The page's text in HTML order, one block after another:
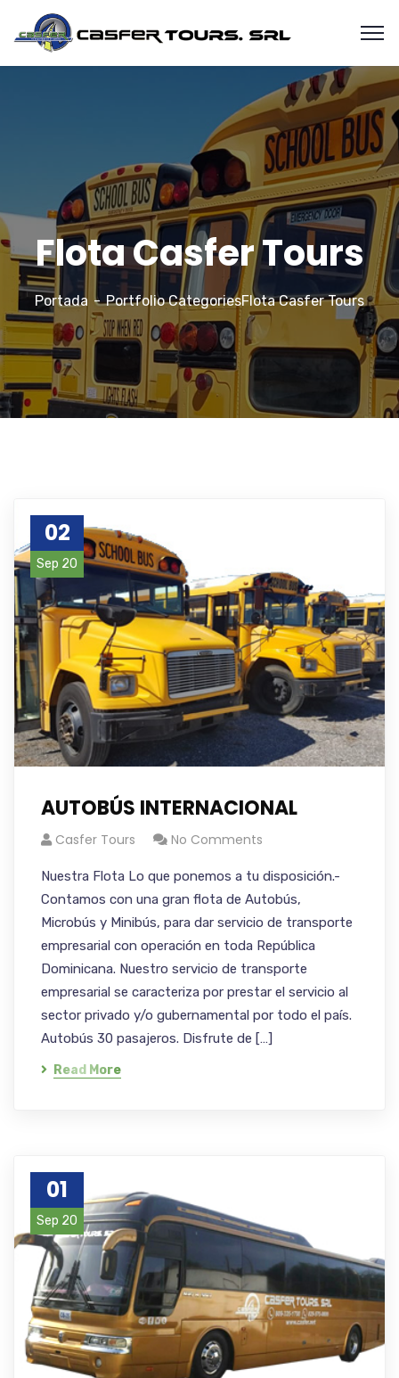
Flota Casfer Tours
Portada Portfolio CategoriesFlota Casfer Tours
02
Sep 20
AUTOBÚS INTERNACIONAL
Casfer Tours No Comments
Nuestra Flota Lo que ponemos a tu disposición.-
Contamos con una gran flota de Autobús,
Microbús y Minibús, para dar servicio de transporte
empresarial con operación en toda República
Dominicana. Nuestro servicio de transporte
empresarial se caracteriza por prestar el servicio al
sector privado y/o gubernamental por todo el país.
Autobús 30 pasajeros. Disfrute de […]
Read More
01
Sep 20